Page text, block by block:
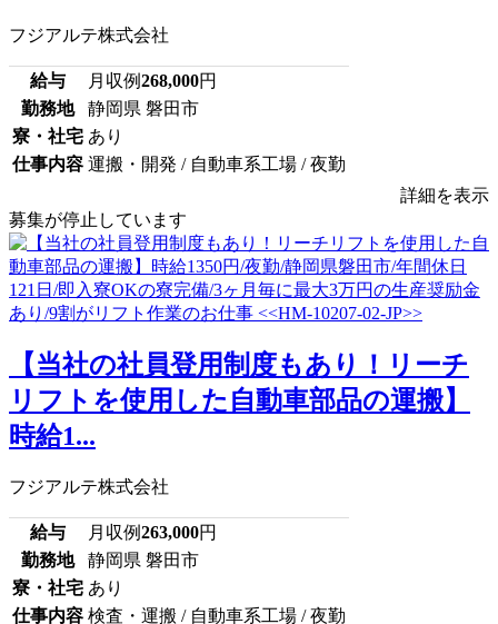
フジアルテ株式会社
給与 月収例268,000円
勤務地
静岡県 磐田市
寮・社宅 あり
仕事内容 運搬・開発 / 自動車系工場 / 夜勤
詳細を表示
募集が停止しています
【当社の社員登用制度もあり！リーチ
リフトを使用した自動車部品の運搬】
時給1...
フジアルテ株式会社
給与 月収例263,000円
勤務地
静岡県 磐田市
寮・社宅 あり
仕事内容 検査・運搬 / 自動車系工場 / 夜勤